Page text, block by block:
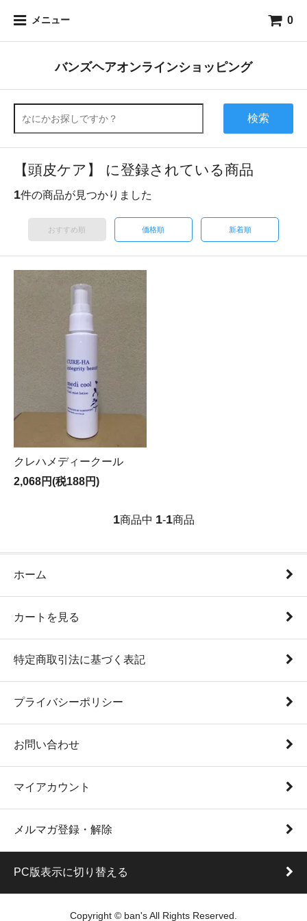
メニュー 0
バンズヘアオンラインショッピング
検索
【頭皮ケア】 に登録されている商品
1件の商品が見つかりました
おすすめ順 価格順 新着順
クレハメディークール
2,068円(税188円)
1商品中 1-1商品
ホーム
カートを見る
特定商取引法に基づく表記
プライバシーポリシー
お問い合わせ
マイアカウント
メルマガ登録・解除
PC版表示に切り替える
Copyright © ban's All Rights Reserved.